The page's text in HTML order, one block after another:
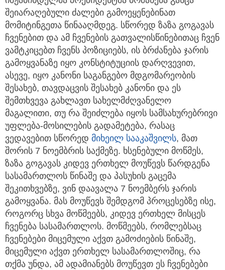
შეიარაღებული ძალები გამოეყენებინათ
მომიტინგეთა წინააღმდეგ. სწორედ ზაზა გოგავას
ჩვენებით და ამ ჩვენების გათვალისწინებითაც ჩვენ
ვამტკიცებთ ჩვენს პოზიციებს, ის ბრძანება ჯარის
გამოყვანაზე იყო კონსტიტუციის დარღვევით,
ასევე, იყო კანონი საგანგებო მდგომარეობის
შესახებ, თავდაცვის შესახებ კანონი და ეს
შემთხვევა გახლავთ სახელმძღვანელო
მაგალითი, თუ რა შეიძლება იყოს სამსახურებრივი
უფლება-მოსილების გადამეტება, რასაც
ვედავებით სწორედ მიხეილ სააკაშვილს, მათ
შორის 7 ნოემბრის საქმეზე. ხსენებული მოწმეს,
ზაზა გოგავას კიდევ ერთხელ მოუწევს წარდგენა
სასამართლოს წინაშე და პასუხის გაცემა
შეკითხვებზე, ვინ დაავალა 7 ნოემბერს ჯარის
გამოყვანა. მას მოუწევს შემდგომ პროცესებზე ისე,
როგორც სხვა მოწმეებს, კიდევ ერთხელ მისცეს
ჩვენება სასამართლოს. მოწმეებს, რომლებსაც
ჩვენებები მიცემული აქვთ გამოძიების წინაშე,
მიცემული აქვთ ერთხელ სასამართლოშიც, რა
თქმა უნდა, ამ ადამიანებს მოუწევთ ეს ჩვენებები